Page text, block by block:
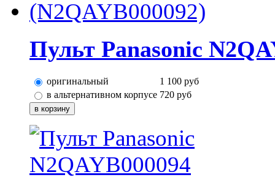
Пульт Panasonic
оригинальный 1 100 руб
в альтернативном корпусе 720 руб